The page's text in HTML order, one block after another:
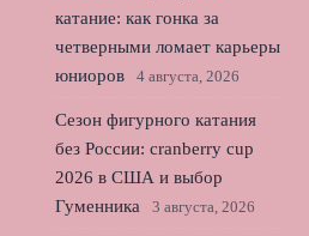
катание: как гонка за
четверными ломает карьеры
юниоров
4 августа, 2026
Сезон фигурного катания
без России: cranberry cup
2026 в США и выбор
Гуменника
3 августа, 2026